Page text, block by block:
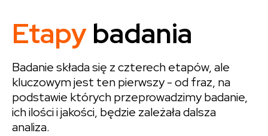
Etapybadania
Badanie składa się z czterech etapów, ale
kluczowym jest ten pierwszy - od fraz, na
podstawie których przeprowadzimy badanie,
ich ilości i jakości, będzie zależała dalsza
analiza.